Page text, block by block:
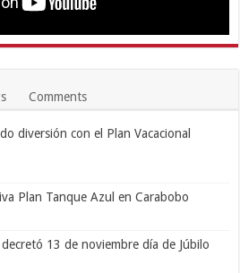
Comments
diversión con el Plan Vacacional
Plan Tanque Azul en Carabobo
13 de noviembre día de Júbilo